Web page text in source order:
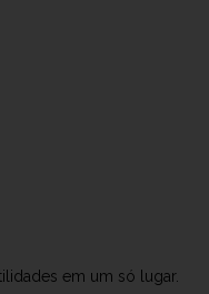
em um só lugar.